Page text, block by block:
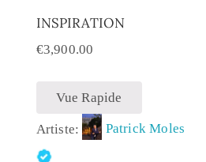
INSPIRATION
€3,900.00
Vue Rapide
Artiste: Patrick Moles